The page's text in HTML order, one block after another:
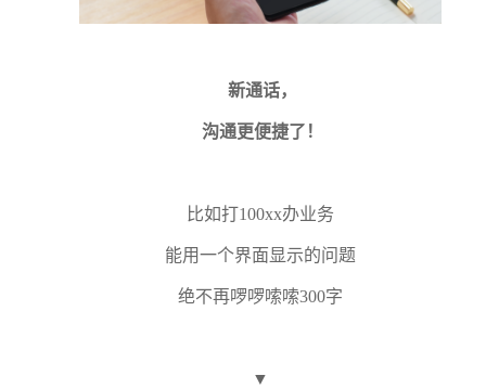
新通话，
沟通更便捷了！
比如打100xx办业务
能用一个界面显示的问题
绝不再啰啰嗦嗦300字
▼